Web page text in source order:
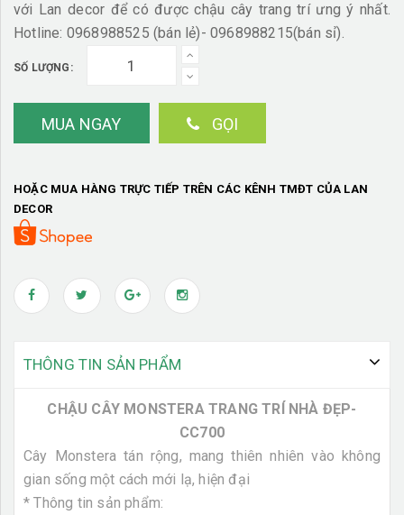
với Lan decor để có được chậu cây trang trí ưng ý nhất.
Hotline: 0968988525 (bán lẻ)- 0968988215(bán sỉ).
SỐ LƯỢNG:
MUA NGAY GỌI
HOẶC MUA HÀNG TRỰC TIẾP TRÊN CÁC KÊNH TMĐT CỦA LAN
DECOR
THÔNG TIN SẢN PHẨM
CHẬU CÂY MONSTERA TRANG TRÍ NHÀ ĐẸP-
CC700
Cây Monstera tán rộng, mang thiên nhiên vào không
gian sống một cách mới lạ, hiện đại
* Thông tin sản phẩm: